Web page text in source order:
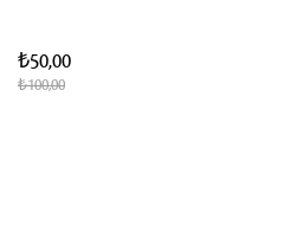
₺50,00
₺100,00